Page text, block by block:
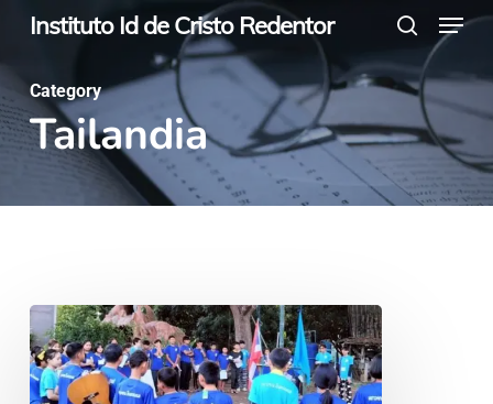
Skip
main
content
Instituto Id de Cristo Redentor
search
Menu
Category
Tailandia
Tailandia,
católicos